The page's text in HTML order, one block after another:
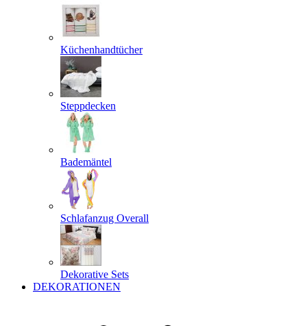
Küchenhandtücher
Steppdecken
Bademäntel
Schlafanzug Overall
Dekorative Sets
DEKORATIONEN